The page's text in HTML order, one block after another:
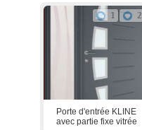
1 2
Porte d'entrée KLINE
avec partie fixe vitrée